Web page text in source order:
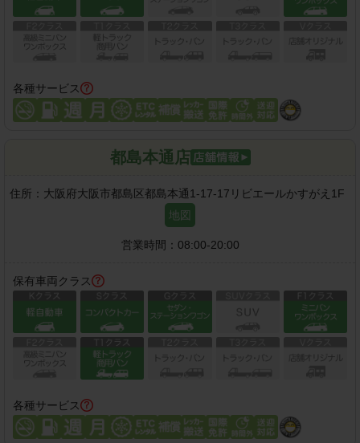
各種サービス
都島本通店
住所： 大阪府大阪市都島区都島本通1-17-17リビエールかすがえ1F
地図
営業時間： 08:00-20:00
保有車両クラス
各種サービス